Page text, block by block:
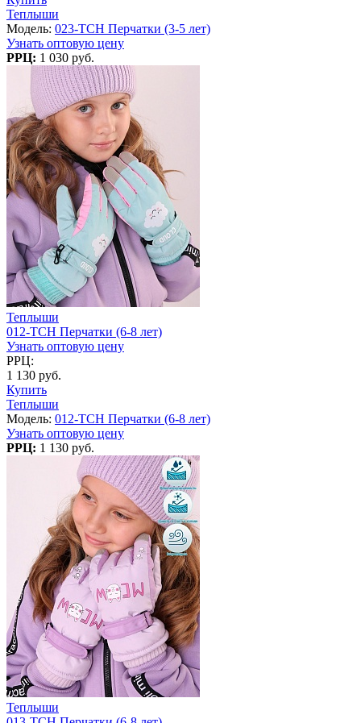
Теплыши
Модель: 023-TCH Перчатки (3-5 лет)
Узнать оптовую цену
РРЦ: 1 030 руб.
Теплыши
012-TCH Перчатки (6-8 лет)
Узнать оптовую цену
РРЦ:
1 130 руб.
Купить
Теплыши
Модель: 012-TCH Перчатки (6-8 лет)
Узнать оптовую цену
РРЦ: 1 130 руб.
Теплыши